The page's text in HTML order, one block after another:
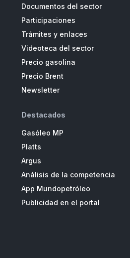
Documentos del sector
Participaciones
Trámites y enlaces
Videoteca del sector
Precio gasolina
Precio Brent
Newsletter
Destacados
Gasóleo MP
Platts
Argus
Análisis de la competencia
App Mundopetróleo
Publicidad en el portal